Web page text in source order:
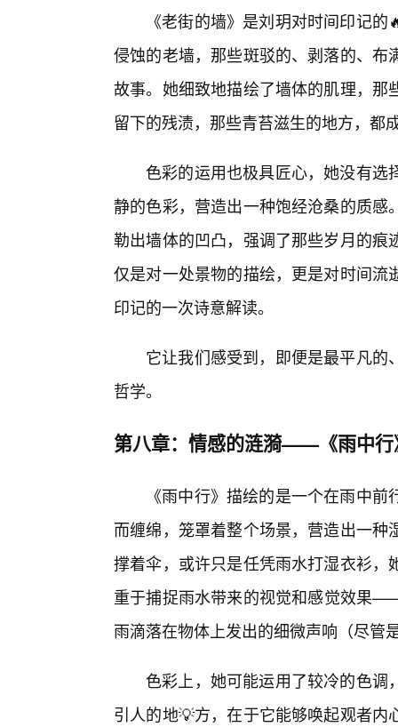
《老街的墙》是刘玥对时间印记
侵蚀的老墙，那些斑驳的、剥落的、
故事。她细致地描绘了墙体的肌理，
留下的残渍，那些青苔滋生的地方，都
色彩的运用也极具匠心，她没有选
静的色彩，营造出一种饱经沧桑的质
勒出墙体的凹凸，强调了那些岁月的
仅是对一处景物的描绘，更是对时间
印记的一次诗意解读。
它让我们感受到，即便是最平凡
哲学。
第八章：情感的涟漪——《雨中行
《雨中行》描绘的是一个在雨中
而缠绵，笼罩着整个场景，营造出一
撑着伞，或许只是任凭雨水打湿衣衫
重于捕捉雨水带来的视觉和感觉效果
雨滴落在物体上发出的细微声响（尽管
色彩上，她可能运用了较冷的色调
引人的地💡方，在于它能够唤起观者